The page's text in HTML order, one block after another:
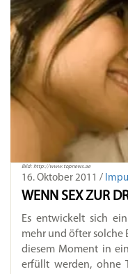
Bild: http://www.topnews.ae
16. Oktober 2011 /
WENN SEX ZUR
Es entwickelt sich
mehr und öfter solche
diesem Moment in
erfüllt werden, ohne